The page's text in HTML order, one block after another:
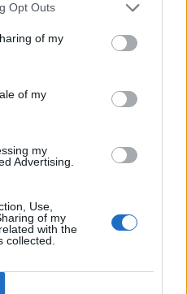
Opt Outs
of my
of my
my
Advertising.
Use,
of my
with the
collected.
jelentkezett, több
új idényében
Na, indíts, s